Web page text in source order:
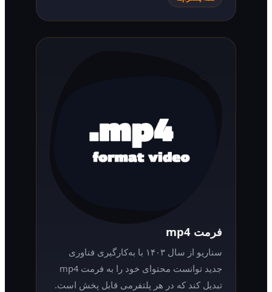
سناریو از سال ۱۴۰۳ با به‌کارگیری فناوری
جدید توانست محتوای خود را به فرمت mp4
تبدیل کند که در هر پلتفرمی قابل پخش است.